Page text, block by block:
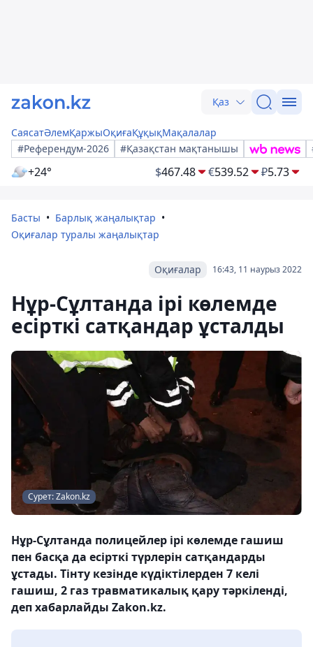
Қаз
СаясатӘлемҚаржыОқиғаҚұқықМақалалар
#Референдум-2026
#Қазақстан мақтанышы
+24° $467.48 €539.52 ₽5.73
Басты
Барлық жаңалықтар
Оқиғалар туралы жаңалықтар
16:43, 11 наурыз 2022
Оқиғалар
Нұр-Сұлтанда ірі көлемде
есірткі сатқандар ұсталды
Сурет: Zakon.kz
Нұр-Сұлтанда полицейлер ірі көлемде гашиш
пен басқа да есірткі түрлерін сатқандарды
ұстады. Тінту кезінде күдіктілерден 7 келі
гашиш, 2 газ травматикалық қару тәркіленді,
деп хабарлайды Zakon.kz.